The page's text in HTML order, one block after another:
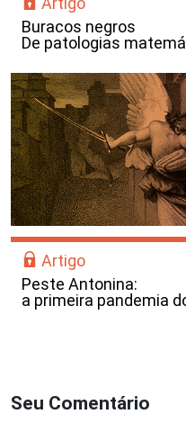
Buracos negros
De patologias
Artigo
Peste Antonina:
a primeira pandemia
Seu Comentário